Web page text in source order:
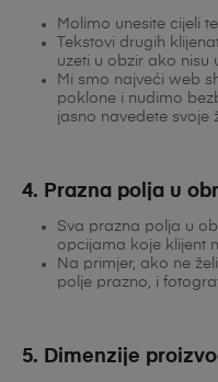
Molimo unesite cijeli
Tekstovi drugih
uzeti u obzir ako nisu
Mi smo najveći web
poklone i nudimo
jasno navedete svoje
4. Prazna polja u
Sva prazna polja u
opcijama koje klijent
Na primjer, ako ne
polje prazno, i
5. Dimenzije